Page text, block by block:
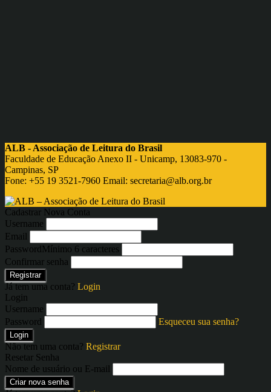
ALB - Associação de Leitura do Brasil
Faculdade de Educação Anexo II - Unicamp, 13083-970 -
Campinas, SP
Fone: +55 19 3521-7960 Email: secretaria@alb.org.br
Cadastrar Nova Conta
Username
Email
PasswordMínimo 6 caracteres
Confirmar senha
Registrar
Já tem uma conta? Login
Login
Username
Password
Esqueceu sua senha?
Login
Não tem uma conta? Registrar
Resetar Senha
Nome de usuário ou E-mail
Criar nova senha